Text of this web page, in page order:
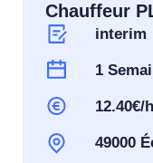
Chauffeur
interim
1
12.40€/
49000